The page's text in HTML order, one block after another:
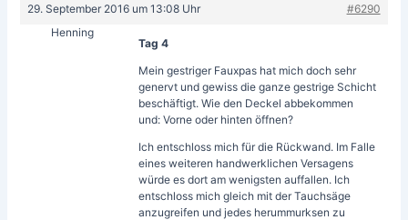
29. September 2016 um 13:08 Uhr
#6290
Henning
Tag 4
Mein gestriger Fauxpas hat mich doch sehr
genervt und gewiss die ganze gestrige Schicht
beschäftigt. Wie den Deckel abbekommen
und: Vorne oder hinten öffnen?
Ich entschloss mich für die Rückwand. Im Falle
eines weiteren handwerklichen Versagens
würde es dort am wenigsten auffallen. Ich
entschloss mich gleich mit der Tauchsäge
anzugreifen und jedes herummurksen zu